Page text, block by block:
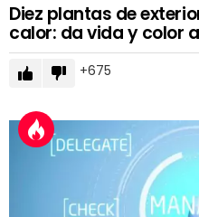
Diez plantas de
calor: da vida y color
675